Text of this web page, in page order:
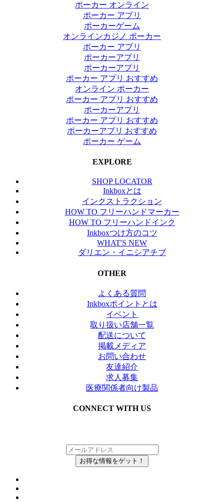
ポーカー オンライン
ポーカー アプリ
ポーカーゲーム
オンラインカジノ ポーカー
ポーカー アプリ
ポーカーアプリ
ポーカーアプリ
ポーカー アプリ おすすめ
オンライン ポーカー
ポーカー アプリ おすすめ
ポーカーアプリ
ポーカー アプリ おすすめ
ポーカーアプリ おすすめ
ポーカー ゲーム
EXPLORE
SHOP LOCATOR
Inkboxとは
インクストラクション
HOW TO フリーハンドマーカー
HOW TO フリーハンドインク
Inkboxつけ方のコツ
WHAT'S NEW
ダリエン・イニシアチブ
OTHER
よくある質問
Inkboxポイントとは
イベント
取り扱い店舗一覧
配送について
掲載メディア
お問い合わせ
友達紹介
求人募集
医療関係者向け製品
CONNECT WITH US